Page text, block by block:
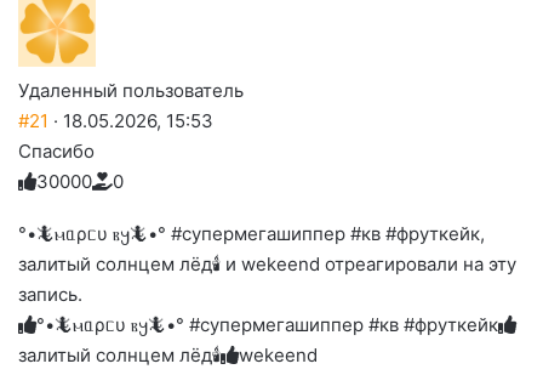
Удаленный пользователь
#21 · 18.05.2026, 15:53
Спасибо
Голосуйте
вверх.
3
Нажмите
реакцию:
улыбаюсь
0
Нажмите
реакцию:
смеюсь
до
слез
0
Нажмите
реакцию:
печаль
0
Нажмите
реакцию:
плачу
0
Нажмите
благодарю
0
°•🦎ⲙᥲρᥴυ ⲃ𐔤🦎•° #супермегашиппер #кв #фруткейк,
залитый солнцем лёд🕯 и wekeend отреагировали на эту
запись.
°•🦎ⲙᥲρᥴυ ⲃ𐔤🦎•° #супермегашиппер #кв #фруткейк
залитый солнцем лёд🕯
wekeend